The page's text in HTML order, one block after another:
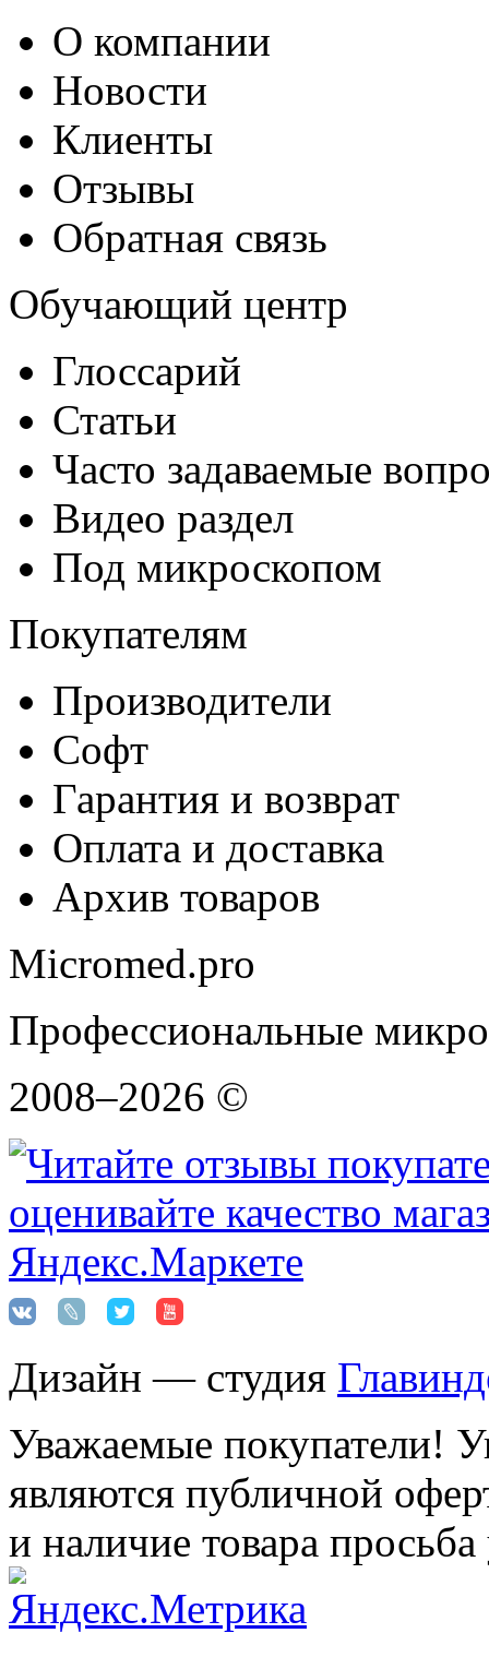
О компании
Новости
Клиенты
Отзывы
Обратная связь
Обучающий центр
Глоссарий
Статьи
Часто задаваемые
Видео раздел
Под микроскопом
Покупателям
Производители
Софт
Гарантия и возврат
Оплата и доставка
Архив товаров
Micromed.pro
Профессиональные
2008–2026 ©
Дизайн — студия
Уважаемые покупатели!
являются публичной
и наличие товара